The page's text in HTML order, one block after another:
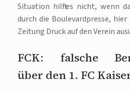
Situation hilft es nicht, wenn
durch die Boulevardpresse,
Zeitung Druck auf den Verein
FCK: falsche
über den 1. FC